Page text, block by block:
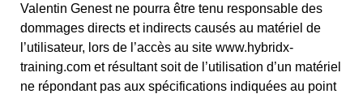
Valentin Genest ne pourra être tenu responsable des
dommages directs et indirects causés au matériel de
l’utilisateur, lors de l’accès au site www.hybridx-
training.com et résultant soit de l’utilisation d’un matériel
ne répondant pas aux spécifications indiquées au point